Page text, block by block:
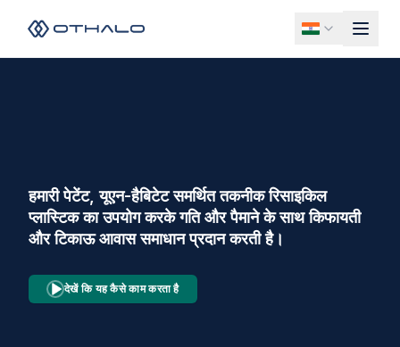
हमारी पेटेंट, यूएन-हैबिटेट समर्थित तकनीक रिसाइकिल
प्लास्टिक का उपयोग करके गति और पैमाने के साथ किफायती
और टिकाऊ आवास समाधान प्रदान करती है।
देखें कि यह कैसे काम करता है